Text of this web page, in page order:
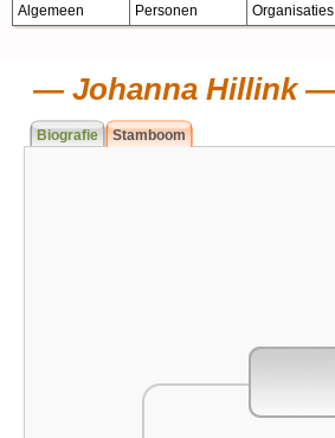
Algemeen Personen Organisaties
Johanna Hillink
Biografie Stamboom